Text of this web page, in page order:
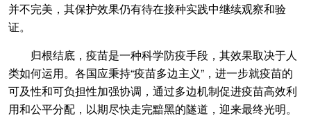
并不完美，其保护效果仍有待在接种实践中继续观察和验
证。
归根结底，疫苗是一种科学防疫手段，其效果取决于人
类如何运用。各国应秉持“疫苗多边主义”，进一步就疫苗的
可及性和可负担性加强协调，通过多边机制促进疫苗高效利
用和公平分配，以期尽快走完黯黑的隧道，迎来最终光明。